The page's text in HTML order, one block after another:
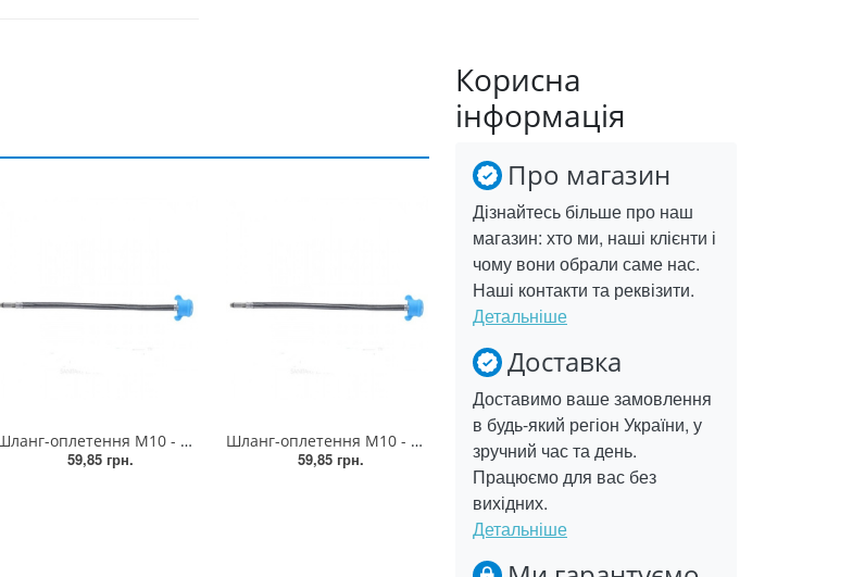
Шланг-оплетення М10 - 40, голка довга ZEGOR (10/100)
59,85 грн.
Шланг-оплетення М10 - 40, голка коротка ZEGOR (10/100)
59,85 грн.
Корисна
інформація
Про магазин
Дізнайтесь більше про наш
магазин: хто ми, наші клієнти і
чому вони обрали саме нас.
Наші контакти та реквізити.
Детальніше
Доставка
Доставимо ваше замовлення
в будь-який регіон України, у
зручний час та день.
Працюємо для вас без
вихідних.
Детальніше